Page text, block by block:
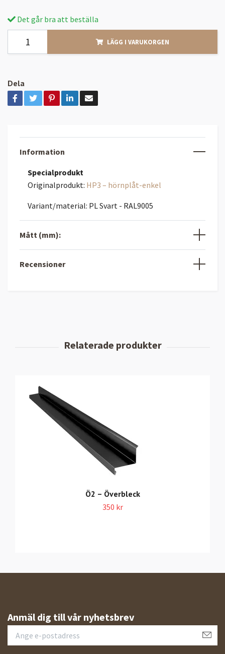
Det går bra att beställa
LÄGG I VARUKORGEN
Dela
Information
Specialprodukt
Originalprodukt: HP3 – hörnplåt-enkel
Variant/material: PL Svart - RAL9005
Mått (mm):
Recensioner
Ö2 – Överbleck
350 kr
Anmäl dig till vår nyhetsbrev